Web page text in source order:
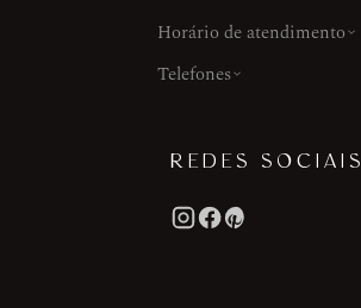
Horário de atendimento
Telefones
REDES SOCIAIS